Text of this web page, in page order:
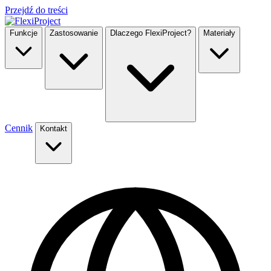
Przejdź do treści
Funkcje Zastosowanie Dlaczego FlexiProject? Materiały
Cennik Kontakt